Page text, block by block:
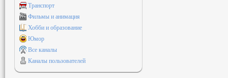
Транспорт
Фильмы и анимация
Хобби и образование
Юмор
Все каналы
Каналы пользователей